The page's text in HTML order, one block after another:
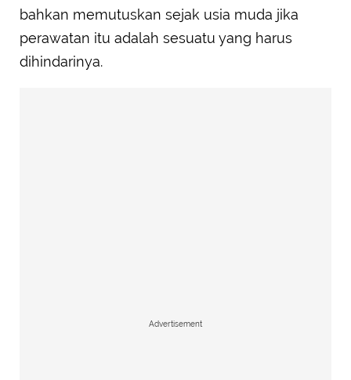
bahkan memutuskan sejak usia muda jika
perawatan itu adalah sesuatu yang harus
dihindarinya.
Advertisement